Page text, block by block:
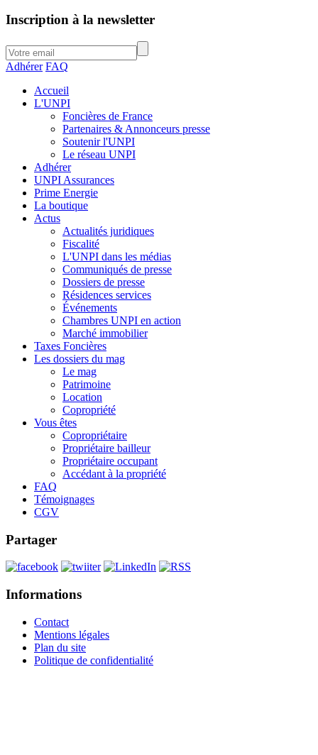
Inscription à la newsletter
Adhérer FAQ
Accueil
L'UNPI
Foncières de France
Partenaires & Annonceurs presse
Soutenir l'UNPI
Le réseau UNPI
Adhérer
UNPI Assurances
Prime Energie
La boutique
Actus
Actualités juridiques
Fiscalité
L'UNPI dans les médias
Communiqués de presse
Dossiers de presse
Résidences services
Événements
Chambres UNPI en action
Marché immobilier
Taxes Foncières
Les dossiers du mag
Le mag
Patrimoine
Location
Copropriété
Vous êtes
Copropriétaire
Propriétaire bailleur
Propriétaire occupant
Accédant à la propriété
FAQ
Témoignages
CGV
Partager
Informations
Contact
Mentions légales
Plan du site
Politique de confidentialité